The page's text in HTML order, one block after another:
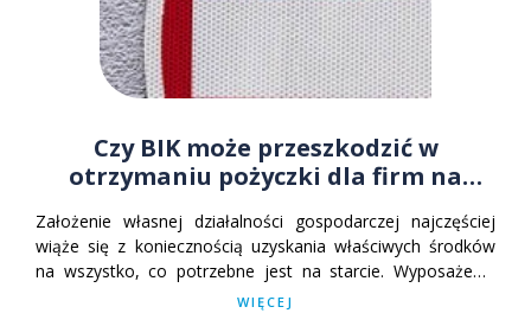
Czy BIK może przeszkodzić w
otrzymaniu pożyczki dla firm na
Założenie własnej działalności gospodarczej najczęściej
wiąże się z koniecznością uzyskania właściwych środków
na wszystko, co potrzebne jest na starcie. Wyposażenie
stanowiska pracy w odpowiednie maszyny i urządzenia,
WIĘCEJ